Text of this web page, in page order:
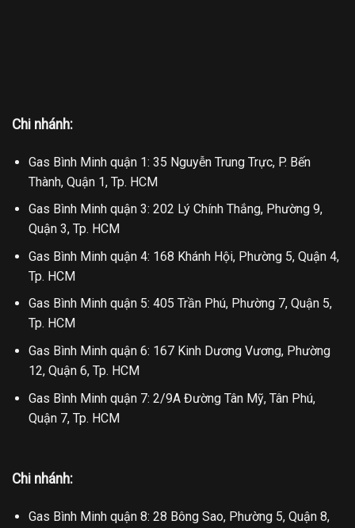
Chi nhánh:
Gas Bình Minh quận 1: 35 Nguyễn Trung Trực, P. Bến
Thành, Quận 1, Tp. HCM
Gas Bình Minh quận 3: 202 Lý Chính Thắng, Phường 9,
Quận 3, Tp. HCM
Gas Bình Minh quận 4: 168 Khánh Hội, Phường 5, Quận 4,
Tp. HCM
Gas Bình Minh quận 5: 405 Trần Phú, Phường 7, Quận 5,
Tp. HCM
Gas Bình Minh quận 6: 167 Kinh Dương Vương, Phường
12, Quận 6, Tp. HCM
Gas Bình Minh quận 7: 2/9A Đường Tân Mỹ, Tân Phú,
Quận 7, Tp. HCM
Chi nhánh:
Gas Bình Minh quận 8: 28 Bông Sao, Phường 5, Quận 8,